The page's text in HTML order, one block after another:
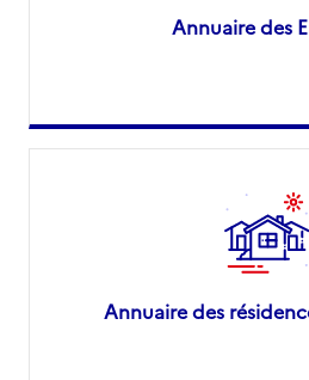
Annuaire des
Annuaire des